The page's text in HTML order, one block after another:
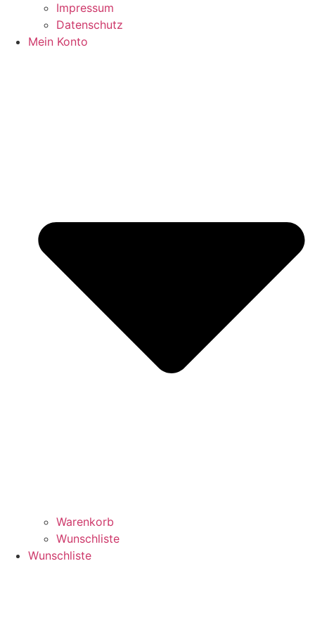
Impressum
Datenschutz
Mein Konto
Warenkorb
Wunschliste
Wunschliste